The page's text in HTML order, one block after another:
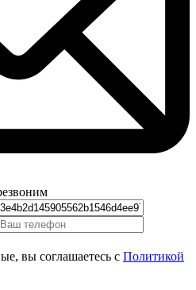
вы соглашаетесь с Политикой